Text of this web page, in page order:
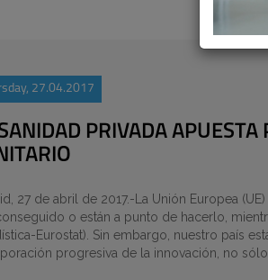
27.04.2017
PRIVADA
27 de abril de 2017.-La Unión Europea
o están a punto de hacerlo,
Eurostat). Sin embargo, nuestro país
progresiva de la innovación, no